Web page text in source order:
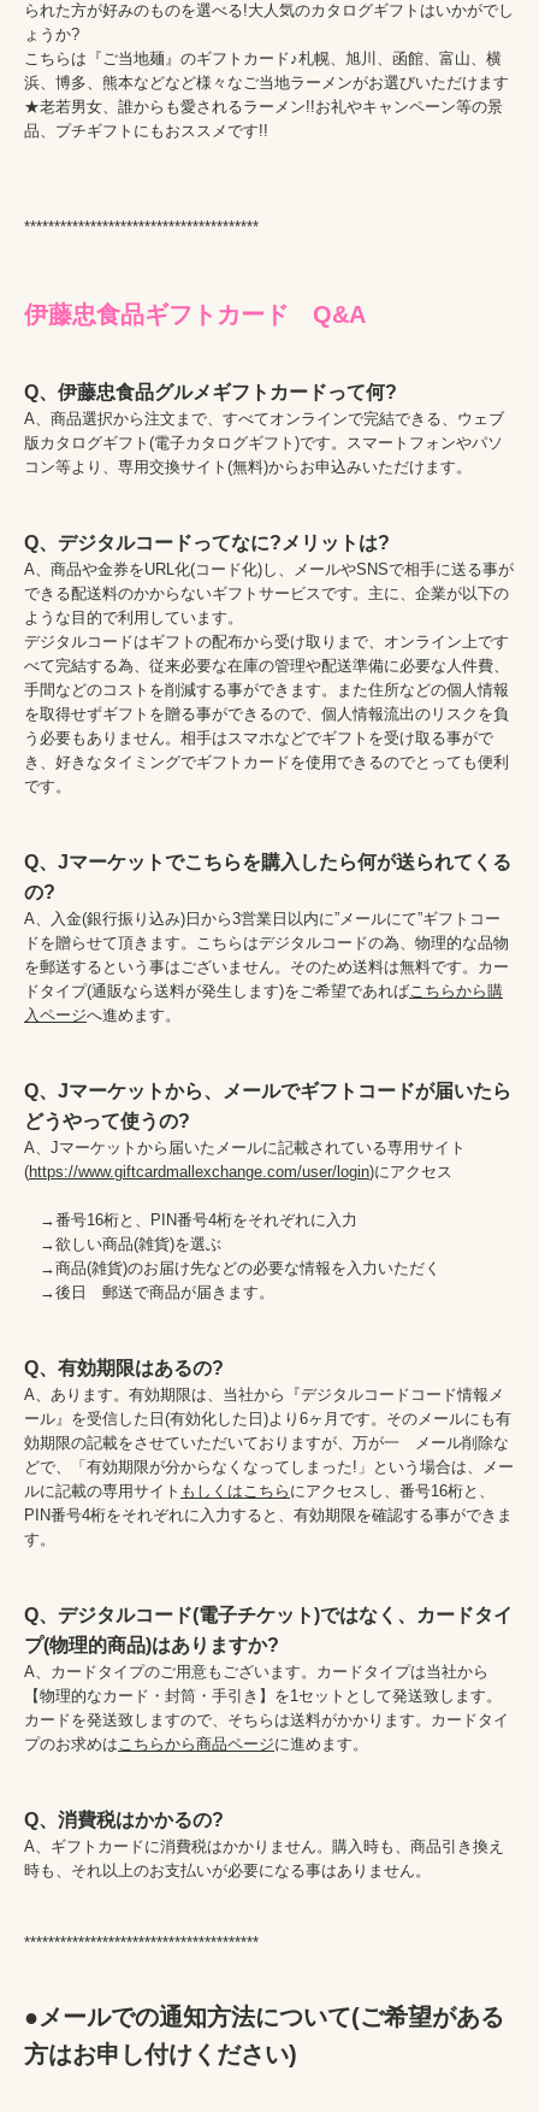
られた方が好みのものを選べる!大人気のカタログギフトはいかがでし
ょうか?
こちらは『ご当地麺』のギフトカード♪札幌、旭川、函館、富山、横
浜、博多、熊本などなど様々なご当地ラーメンがお選びいただけます
★老若男女、誰からも愛されるラーメン!!お礼やキャンペーン等の景
品、プチギフトにもおススメです!!
Q、伊藤忠食品グルメギフトカードって何?
A、商品選択から注文まで、すべてオンラインで完結できる、ウェブ
版カタログギフト(電子カタログギフト)です。スマートフォンやパソ
コン等より、専用交換サイト(無料)からお申込みいただけます。
Q、デジタルコードってなに?メリットは?
A、商品や金券をURL化(コード化)し、メールやSNSで相手に送る事が
できる配送料のかからないギフトサービスです。主に、企業が以下の
ような目的で利用しています。
デジタルコードはギフトの配布から受け取りまで、オンライン上です
べて完結する為、従来必要な在庫の管理や配送準備に必要な人件費、
手間などのコストを削減する事ができます。また住所などの個人情報
を取得せずギフトを贈る事ができるので、個人情報流出のリスクを負
う必要もありません。相手はスマホなどでギフトを受け取る事がで
き、好きなタイミングでギフトカードを使用できるのでとっても便利
です。
Q、Jマーケットでこちらを購入したら何が送られてくる
の?
A、入金(銀行振り込み)日から3営業日以内に”メールにて”ギフトコー
ドを贈らせて頂きます。こちらはデジタルコードの為、物理的な品物
を郵送するという事はございません。そのため送料は無料です。カー
ドタイプ(通販なら送料が発生します)をご希望であればこちらから購
入ページへ進めます。
Q、Jマーケットから、メールでギフトコードが届いたら
どうやって使うの?
A、Jマーケットから届いたメールに記載されている専用サイト
(https://www.giftcardmallexchange.com/user/login)にアクセス
→番号16桁と、PIN番号4桁をそれぞれに入力
→欲しい商品(雑貨)を選ぶ
→商品(雑貨)のお届け先などの必要な情報を入力いただく
→後日　郵送で商品が届きます。
Q、有効期限はあるの?
A、あります。有効期限は、当社から『デジタルコードコード情報メ
ール』を受信した日(有効化した日)より6ヶ月です。そのメールにも有
効期限の記載をさせていただいておりますが、万が一　メール削除な
どで、「有効期限が分からなくなってしまった!」という場合は、メー
ルに記載の専用サイト もしくはこちら にアクセスし、番号16桁と、
PIN番号4桁をそれぞれに入力すると、有効期限を確認する事ができま
す。
Q、デジタルコード(電子チケット)ではなく、カードタイ
プ(物理的商品)はありますか?
A、カードタイプのご用意もございます。カードタイプは当社から
【物理的なカード・封筒・手引き】を1セットとして発送致します。
カードを発送致しますので、そちらは送料がかかります。カードタイ
プのお求めはこちらから商品ページに進めます。
Q、消費税はかかるの?
A、ギフトカードに消費税はかかりません。購入時も、商品引き換え
時も、それ以上のお支払いが必要になる事はありません。
***************************************
●メールでの通知方法について(ご希望がある
方はお申し付けください)